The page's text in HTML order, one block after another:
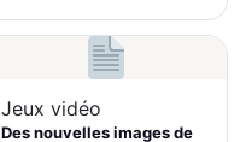
Jeux vidéo
Des nouvelles images de